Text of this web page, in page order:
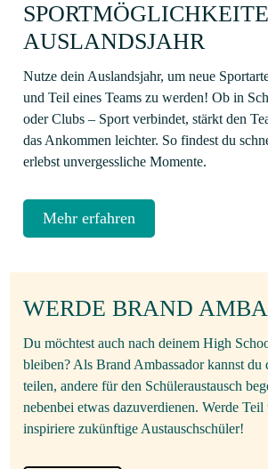
AUSLANDSJAHR
Nutze dein Auslandsjahr, um neue
und Teil eines Teams zu werden! Ob in
oder Clubs – Sport verbindet, stärkt den
das Ankommen leichter. So findest du
erlebst unvergessliche Momente.
Mehr erfahren
WERDE BRAND
Du möchtest auch nach deinem High
bleiben? Als Brand Ambassador kannst du
teilen, andere für den Schüleraustausch
nebenbei etwas dazuverdienen. Werde Teil
inspiriere zukünftige Austauschschüler!